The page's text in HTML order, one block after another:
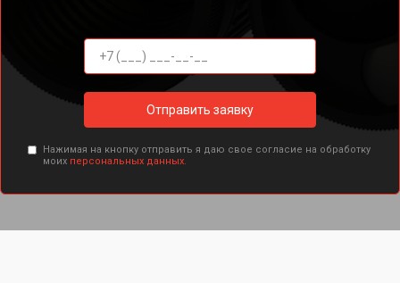
Отправить заявку
Нажимая на кнопку отправить я даю свое согласие на обработку
моих персональных данных.